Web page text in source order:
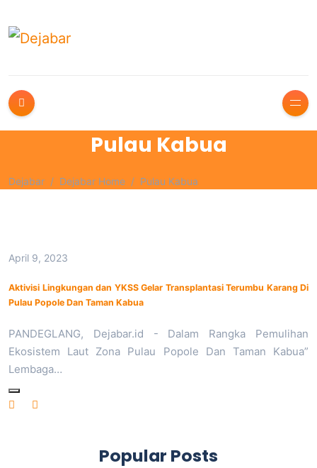
Pulau Kabua
Dejabar Dejabar Home Pulau Kabua
April 9, 2023
Aktivisi Lingkungan dan YKSS Gelar Transplantasi Terumbu Karang Di
Pulau Popole Dan Taman Kabua
PANDEGLANG, Dejabar.id - Dalam Rangka Pemulihan
Ekosistem Laut Zona Pulau Popole Dan Taman Kabua”
Lembaga…
Popular Posts